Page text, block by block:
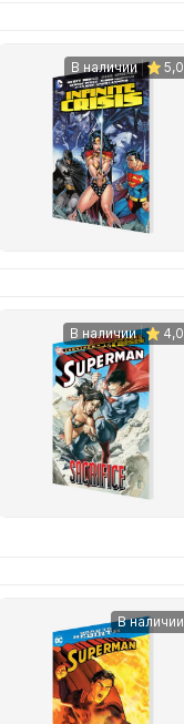
В наличии 5,0
В наличии 4,0
В наличии